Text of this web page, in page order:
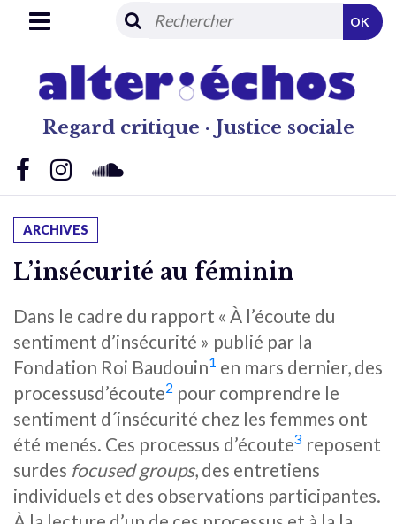
Regard critique · Justice sociale
OK
ARCHIVES
L’insécurité au féminin
Dans le cadre du rapport « À l’écoute du
sentiment d’insécurité » publié par la
Fondation Roi Baudouin1 en mars dernier, des
processusd’écoute2 pour comprendre le
sentiment d´insécurité chez les femmes ont
été menés. Ces processus d’écoute3 reposent
surdes focused groups, des entretiens
individuels et des observations participantes.